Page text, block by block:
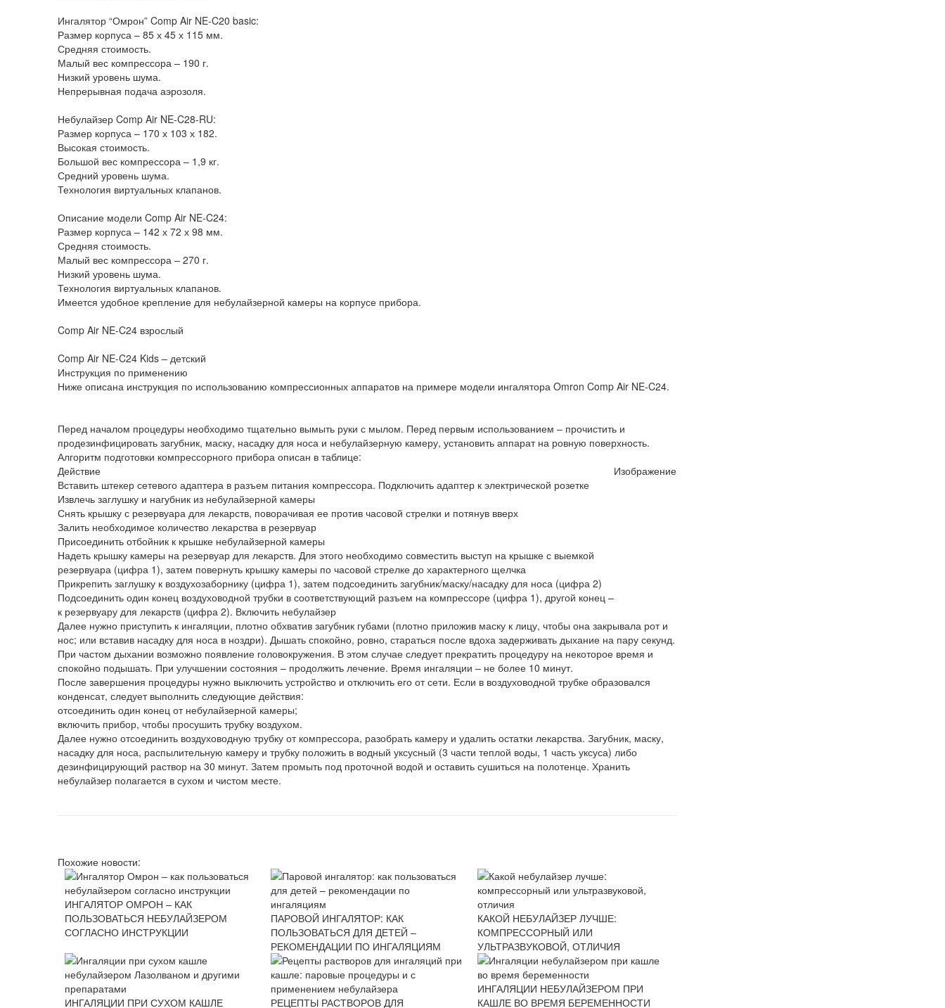
Ингалятор “Омрон” Comp Air NE-C20 basic:
Размер корпуса – 85 х 45 х 115 мм.
Средняя стоимость.
Малый вес компрессора – 190 г.
Низкий уровень шума.
Непрерывная подача аэрозоля.
Небулайзер Comp Air NE-C28-RU:
Размер корпуса – 170 х 103 х 182.
Высокая стоимость.
Большой вес компрессора – 1,9 кг.
Средний уровень шума.
Технология виртуальных клапанов.
Описание модели Comp Air NE-C24:
Размер корпуса – 142 х 72 х 98 мм.
Средняя стоимость.
Малый вес компрессора – 270 г.
Низкий уровень шума.
Технология виртуальных клапанов.
Имеется удобное крепление для небулайзерной камеры на корпусе прибора.
Comp Air NE-C24 взрослый
Comp Air NE-C24 Kids – детский
Инструкция по применению
Ниже описана инструкция по использованию компрессионных аппаратов на примере модели ингалятора Omron Comp Air NE-C24.
Перед началом процедуры необходимо тщательно вымыть руки с мылом. Перед первым использованием – прочистить и
продезинфицировать загубник, маску, насадку для носа и небулайзерную камеру, установить аппарат на ровную поверхность.
Алгоритм подготовки компрессорного прибора описан в таблице:
Действие
Изображение
Вставить штекер сетевого адаптера в разъем питания компрессора. Подключить адаптер к электрической розетке
Извлечь заглушку и нагубник из небулайзерной камеры
Снять крышку с резервуара для лекарств, поворачивая ее против часовой стрелки и потянув вверх
Залить необходимое количество лекарства в резервуар
Присоединить отбойник к крышке небулайзерной камеры
Надеть крышку камеры на резервуар для лекарств. Для этого необходимо совместить выступ на крышке с выемкой
резервуара (цифра 1), затем повернуть крышку камеры по часовой стрелке до характерного щелчка
Прикрепить заглушку к воздухозаборнику (цифра 1), затем подсоединить загубник/маску/насадку для носа (цифра 2)
Подсоединить один конец воздуховодной трубки в соответствующий разъем на компрессоре (цифра 1), другой конец –
к резервуару для лекарств (цифра 2). Включить небулайзер
Далее нужно приступить к ингаляции, плотно обхватив загубник губами (плотно приложив маску к лицу, чтобы она закрывала рот и
нос; или вставив насадку для носа в ноздри). Дышать спокойно, ровно, стараться после вдоха задерживать дыхание на пару секунд.
При частом дыхании возможно появление головокружения. В этом случае следует прекратить процедуру на некоторое время и
спокойно подышать. При улучшении состояния – продолжить лечение. Время ингаляции – не более 10 минут.
После завершения процедуры нужно выключить устройство и отключить его от сети. Если в воздуховодной трубке образовался
конденсат, следует выполнить следующие действия:
отсоединить один конец от небулайзерной камеры;
включить прибор, чтобы просушить трубку воздухом.
Далее нужно отсоединить воздуховодную трубку от компрессора, разобрать камеру и удалить остатки лекарства. Загубник, маску,
насадку для носа, распылительную камеру и трубку положить в водный уксусный (3 части теплой воды, 1 часть уксуса) либо
дезинфицирующий раствор на 30 минут. Затем промыть под проточной водой и оставить сушиться на полотенце. Хранить
небулайзер полагается в сухом и чистом месте.
Похожие новости:
ИНГАЛЯТОР ОМРОН – КАК
ПОЛЬЗОВАТЬСЯ НЕБУЛАЙЗЕРОМ
СОГЛАСНО ИНСТРУКЦИИ
ПАРОВОЙ ИНГАЛЯТОР: КАК
ПОЛЬЗОВАТЬСЯ ДЛЯ ДЕТЕЙ –
РЕКОМЕНДАЦИИ ПО ИНГАЛЯЦИЯМ
КАКОЙ НЕБУЛАЙЗЕР ЛУЧШЕ:
КОМПРЕССОРНЫЙ ИЛИ
УЛЬТРАЗВУКОВОЙ, ОТЛИЧИЯ
ИНГАЛЯЦИИ ПРИ СУХОМ КАШЛЕ РЕЦЕПТЫ РАСТВОРОВ ДЛЯ
ИНГАЛЯЦИИ НЕБУЛАЙЗЕРОМ ПРИ
КАШЛЕ ВО ВРЕМЯ БЕРЕМЕННОСТИ